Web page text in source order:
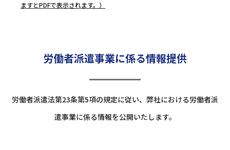
ますとPDFで表示されます。）
労働者派遣事業に係る情報提供
労働者派遣法第23条第5項の規定に従い、弊社における労働者派
遣事業に係る情報を公開いたします。